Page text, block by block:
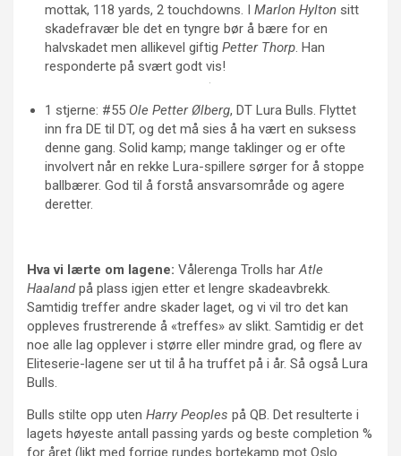
mottak, 118 yards, 2 touchdowns. I Marlon Hylton sitt
skadefravær ble det en tyngre bør å bære for en
halvskadet men allikevel giftig Petter Thorp. Han
responderte på svært godt vis!
1 stjerne: #55 Ole Petter Ølberg, DT Lura Bulls. Flyttet
inn fra DE til DT, og det må sies å ha vært en suksess
denne gang. Solid kamp; mange taklinger og er ofte
involvert når en rekke Lura-spillere sørger for å stoppe
ballbærer. God til å forstå ansvarsområde og agere
deretter.
Hva vi lærte om lagene: Vålerenga Trolls harAtle
Haalandpå plass igjen etter et lengre skadeavbrekk.
Samtidig treffer andre skader laget, og vi vil tro det kan
oppleves frustrerende å «treffes» av slikt. Samtidig er det
noe alle lag opplever i større eller mindre grad, og flere av
Eliteserie-lagene ser ut til å ha truffet på i år. Så også Lura
Bulls.
Bulls stilte opp uten Harry Peoples på QB. Det resulterte i
lagets høyeste antall passing yards og beste completion %
for året (likt med forrige rundes bortekamp mot Oslo